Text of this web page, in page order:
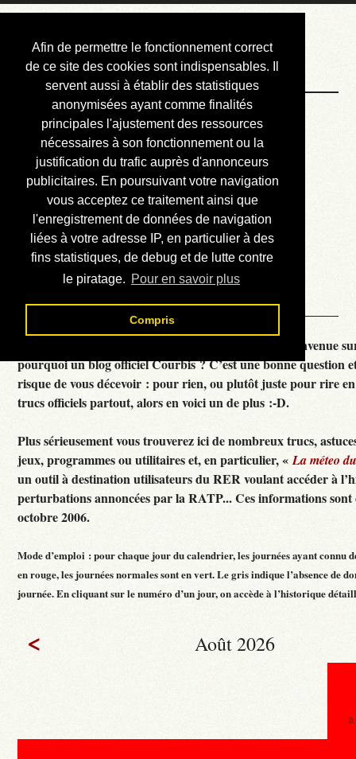
Afin de permettre le fonctionnement correct
de ce site des cookies sont indispensables. Il
servent aussi à établir des statistiques
anonymisées ayant comme finalités
principales l'ajustement des ressources
nécessaires à son fonctionnement ou la
justification du trafic auprès d'annonceurs
publicitaires. En poursuivant votre navigation
vous acceptez ce traitement ainsi que
l'enregistrement de données de navigation
liées à votre adresse IP, en particulier à des
fins statistiques, de debug et de lutte contre
le piratage. Pour en savoir plus
Compris
Courbis, « LE »
Blog Officiel
Bienvenue
Réalisations
Divers (et d’été)
Annonces
Liens externes
Téléchargement
Contact
Courbis, « LE » Blog Officiel - je vous souhaite la bienvenue
pourquoi un blog officiel Courbis ? C’est une bonne question
risque de vous décevoir : pour rien, ou plutôt juste pour rire
trucs officiels partout, alors en voici un de plus :-D.
Plus sérieusement vous trouverez ici de nombreux trucs,
jeux, programmes ou utilitaires et, en particulier, «La méteo
un outil à destination utilisateurs du RER voulant accéder à
perturbations annoncées par la RATP... Ces informations sont
octobre 2006.
Mode d’emploi : pour chaque jour du calendrier, les journées ayant connu
en rouge, les journées normales sont en vert. Le gris indique l’absence de
journée. En cliquant sur le numéro d’un jour, on accède à l’historique
< Août 2026